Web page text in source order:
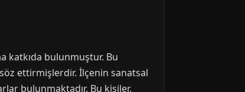
katkıda bulunmuştur. Bu
ettirmişlerdir. İlçenin sanatsal
bulunmaktadır. Bu kişiler,